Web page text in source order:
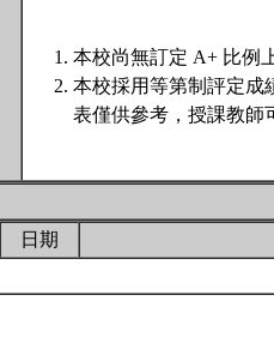
本校尚無訂定 A+ 比例
本校採用等第制評定成
表僅供參考，授課教師
日期